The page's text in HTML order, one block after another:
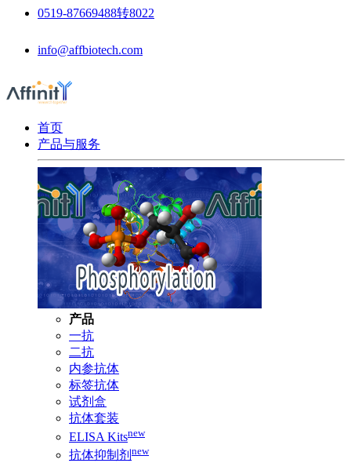
0519-87669488转8022
info@affbiotech.com
首页
产品与服务
产品
一抗
二抗
内参抗体
标签抗体
试剂盒
抗体套装
ELISA Kitsnew
抗体抑制剂 new